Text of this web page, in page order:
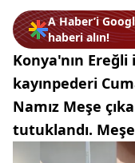
A Haber’i
haberi alın!
Konya'nın Ereğli
kayınpederi
Namız Meşe
tutuklandı.